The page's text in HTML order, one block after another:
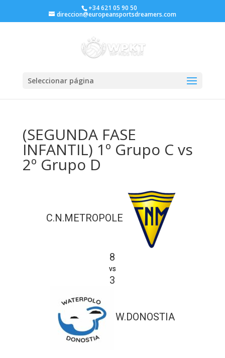
+34 621 05 90 50
direccion@europeansportsdreamers.com
Seleccionar página
(SEGUNDA FASE
INFANTIL) 1º Grupo C vs
2º Grupo D
C.N.METROPOLE
8
vs
3
W.DONOSTIA